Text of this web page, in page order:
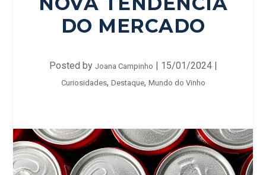
DO MERCADO
Posted by Joana Campinho | 15/01/2024|
Curiosidades, Destaque, Mundo do Vinho